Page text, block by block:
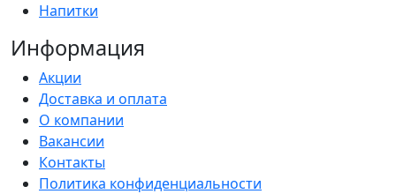
Напитки
Информация
Акции
Доставка и оплата
О компании
Вакансии
Контакты
Политика конфиденциальности